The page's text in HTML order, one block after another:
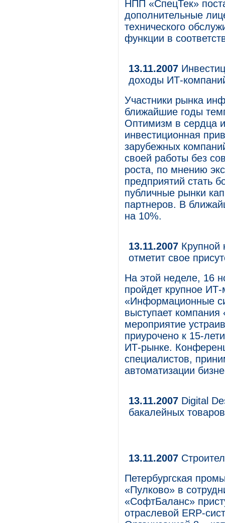
НПП «СпецТек»
дополнительные
технического
функции в
13.11.2007
доходы ИТ-
Участники рынка
ближайшие годы
Оптимизм в сердца
инвестиционная
зарубежных
своей работы без
роста, по мнению
предприятий стать
публичные рынки
партнеров. В
на 10%.
13.11.2007 Крупной
отметит свое
На этой неделе, 16
пройдет крупное
«Информационные
выступает
мероприятие
приурочено к 15-
ИТ-рынке.
специалистов,
автоматизации
13.11.2007 Digital
бакалейных товаров
13.11.2007
Петербургская
«Пулково» в
«СофтБаланс»
отраслевой ERP-